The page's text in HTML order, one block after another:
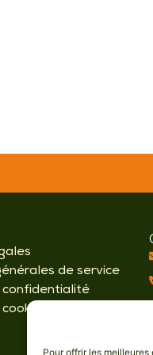
Pour offrir les
de service
confidentialité